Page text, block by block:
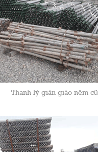
Thanh lý giàn giáo nêm cũ